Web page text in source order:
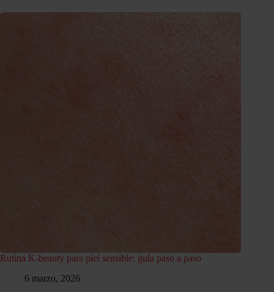
Rutina K-beauty para piel sensible: guía paso a paso
6 marzo, 2026